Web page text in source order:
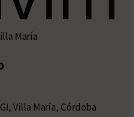
María
Villa María, Córdoba